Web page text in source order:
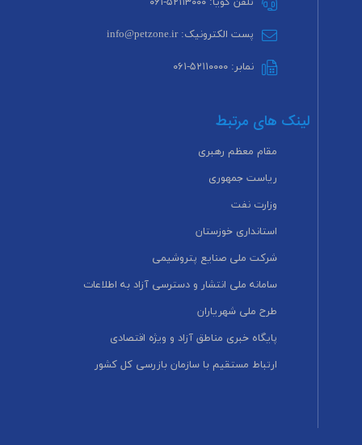
پست الکترونیک: info@petzone.ir
نمابر: ۵۲۱۱۰۰۰۰-۰۶۱
لینک های مرتبط
مقام معظم رهبری
ریاست جمهوری
وزارت نفت
استانداری خوزستان
شرکت ملی صنایع پتروشیمی
سامانه ملی انتشار و دسترسی آزاد به اطلاعات
طرح ملی شهریاران
پایگاه خبری مناطق آزاد و ویژه اقتصادی
ارتباط مستقیم با سازمان بازرسی کل کشور